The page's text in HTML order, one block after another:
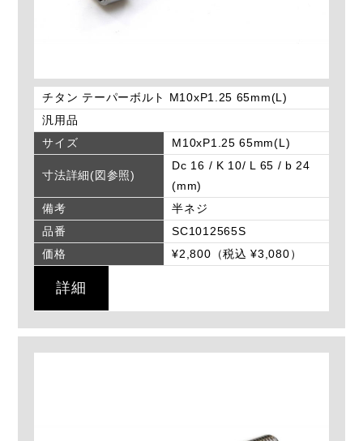
チタン テーパーボルト M10xP1.25 65mm(L)
汎用品
サイズ
M10xP1.25 65mm(L)
寸法詳細(図参照)
Dc 16 / K 10/ L 65 / b 24
(mm)
備考
半ネジ
品番
SC1012565S
価格
¥2,800（税込 ¥3,080）
詳細